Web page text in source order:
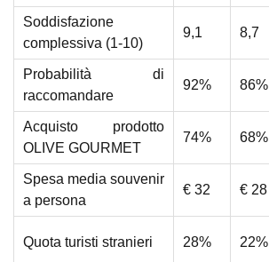
Soddisfazione
complessiva (1-10)
9,1 8,7
Probabilità di
raccomandare
92% 86%
Acquisto prodotto
OLIVE GOURMET
74% 68%
Spesa media souvenir
a persona
€ 32 € 28
Quota turisti stranieri 28% 22%